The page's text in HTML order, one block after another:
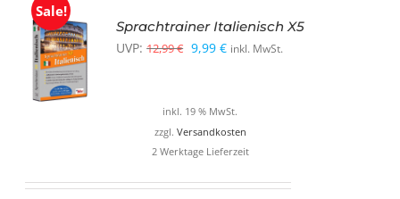
Sale!
IN DEN
WARENKORB
Sprachtrainer Italienisch X5
UVP: 12,99€ Ursprünglicher
9,99€Aktueller
inkl. MwSt.
inkl. 19 % MwSt.
zzgl. Versandkosten
2 Werktage Lieferzeit